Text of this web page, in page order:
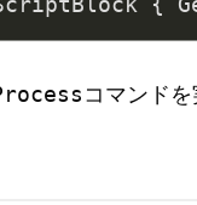
コマンドを